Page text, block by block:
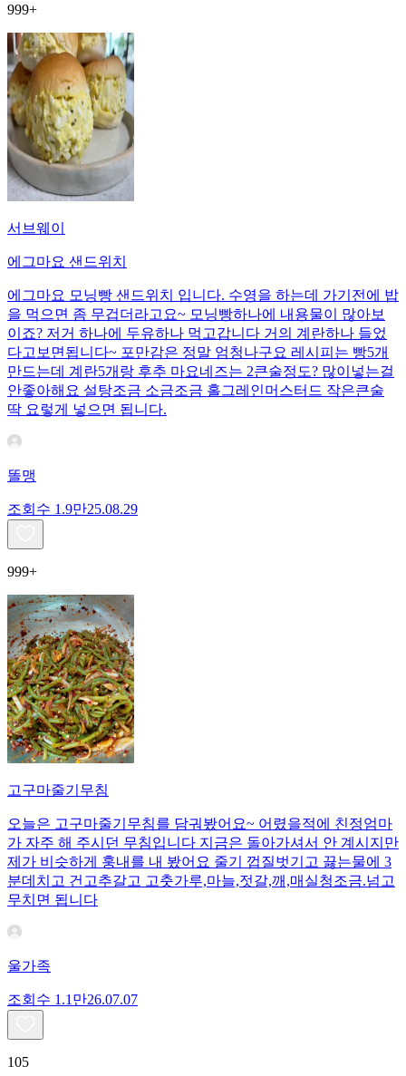
999+
서브웨이
에그마요 샌드위치
에그마요 모닝빵 샌드위치 입니다. 수영을 하는데 가기전에 밥
을 먹으면 좀 무겁더라고요~ 모닝빵하나에 내용물이 많아보
이죠? 저거 하나에 두유하나 먹고갑니다 거의 계란하나 들었
다고보면됩니다~ 포만감은 정말 엄청나구요 레시피는 빵5개
만드는데 계란5개랑 후추 마요네즈는 2큰술정도? 많이넣는걸
안좋아해요 설탕조금 소금조금 홀그레인머스터드 작은큰술
딱 요렇게 넣으면 됩니다.
똘맹
조회수 1.9만25.08.29
999+
고구마줄기무침
오늘은 고구마줄기무침를 담궈봤어요~ 어렸을적에 친정엄마
가 자주 해 주시던 무침입니다 지금은 돌아가셔서 안 계시지만
제가 비슷하게 훙내를 내 봤어요 줄기 껍질벗기고 끓는물에 3
분데치고 건고추갈고 고춧가루,마늘,젓갈,깨,매실청조금.넘고
무치면 됩니다
울가족
조회수 1.1만26.07.07
105